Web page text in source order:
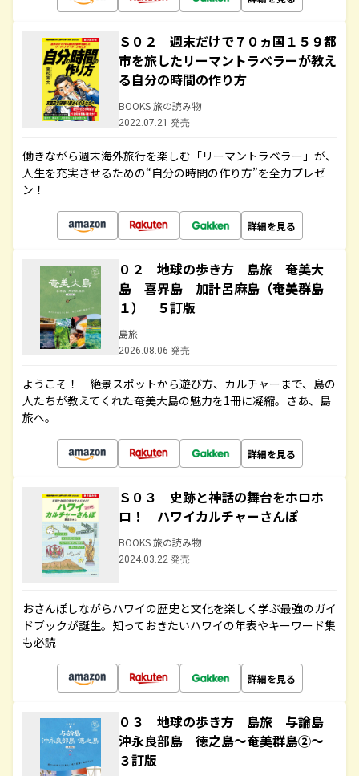
Ｓ０２ 週末だけで７０ヵ国１５９都
市を旅したリーマントラベラーが教え
る自分の時間の作り方
BOOKS 旅の読み物
2022.07.21 発売
働きながら週末海外旅行を楽しむ「リーマントラベラー」が、
人生を充実させるための“自分の時間の作り方”を全力プレゼ
ン！
詳細を見る
０２ 地球の歩き方 島旅 奄美大
島 喜界島 加計呂麻島（奄美群島
１） ５訂版
島旅
2026.08.06 発売
ようこそ！ 絶景スポットから遊び方、カルチャーまで、島の
人たちが教えてくれた奄美大島の魅力を1冊に凝縮。さあ、島
旅へ。
詳細を見る
Ｓ０３ 史跡と神話の舞台をホロホ
ロ！ ハワイカルチャーさんぽ
BOOKS 旅の読み物
2024.03.22 発売
おさんぽしながらハワイの歴史と文化を楽しく学ぶ最強のガイ
ドブックが誕生。知っておきたいハワイの年表やキーワード集
も必読
詳細を見る
０３ 地球の歩き方 島旅 与論島
沖永良部島 徳之島～奄美群島②～
３訂版